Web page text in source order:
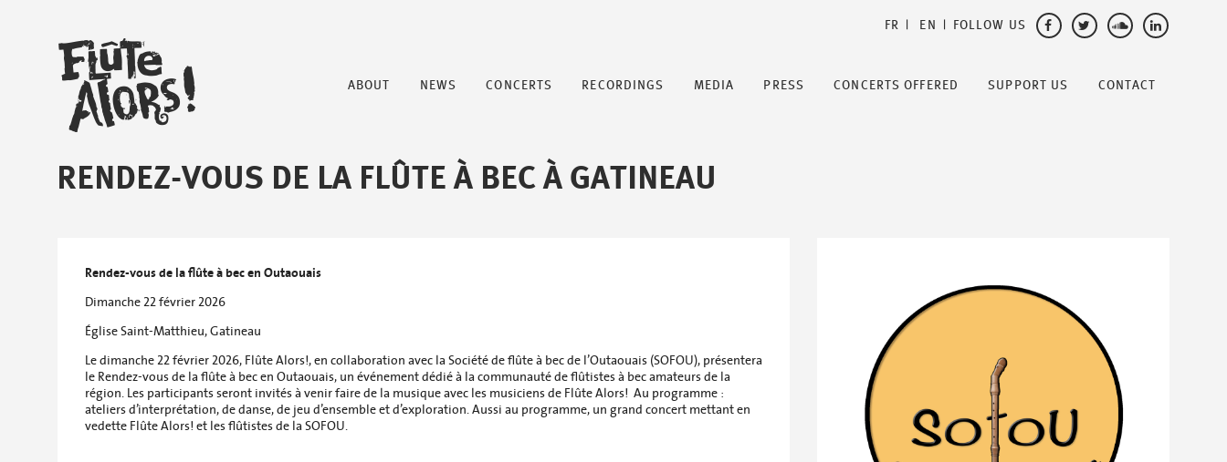
FR EN FOLLOW US
ABOUT NEWS CONCERTS RECORDINGS MEDIA PRESS CONCERTS OFFERED SUPPORT US CONTACT
RENDEZ-VOUS DE LA FLÛTE À BEC À GATINEAU
Rendez-vous de la flûte à bec en Outaouais
Dimanche 22 février 2026
Église Saint-Matthieu, Gatineau
Le dimanche 22 février 2026, Flûte Alors!, en collaboration avec la Société de flûte à bec de l’Outaouais (SOFOU), présentera
le Rendez-vous de la flûte à bec en Outaouais, un événement dédié à la communauté de flûtistes à bec amateurs de la
région. Les participants seront invités à venir faire de la musique avec les musiciens de Flûte Alors! Au programme :
ateliers d’interprétation, de danse, de jeu d’ensemble et d’exploration. Aussi au programme, un grand concert mettant en
vedette Flûte Alors! et les flûtistes de la SOFOU.